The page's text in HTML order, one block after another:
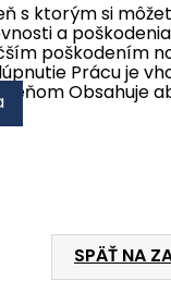
s ktorým si
a
poškodením
Prácu je
Obsahuje
SPÄŤ NA